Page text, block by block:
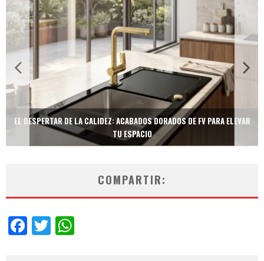
TECNOLOGÍA Y BIENESTAR DE VANGUARDIA: EL INODORO INTELIGENTE
NEOTECH DE FV.
COMPARTIR:
Facebook
Twitter